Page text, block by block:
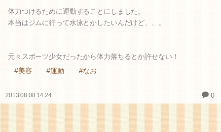
体力つけるために運動することにしました。
本当はジムに行って水泳とかしたいんだけど、、。
元々スポーツ少女だったから体力落ちるとか許せない！
#美容
#運動 #なお
2013.08.08 14:24 0